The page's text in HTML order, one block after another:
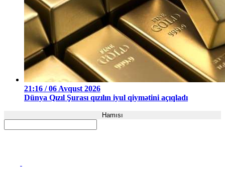
21:16 / 06 Avqust 2026
Dünya Qızıl Şurası qızılın iyul qiymətini açıqladı
Hamısı